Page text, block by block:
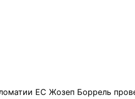
ЕС Жозеп Боррель